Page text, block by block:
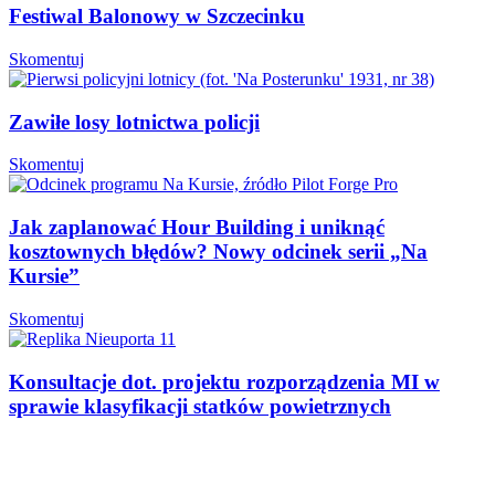
Festiwal Balonowy w Szczecinku
Skomentuj
Zawiłe losy lotnictwa policji
Skomentuj
Jak zaplanować Hour Building i uniknąć
kosztownych błędów? Nowy odcinek serii „Na
Kursie”
Skomentuj
Konsultacje dot. projektu rozporządzenia MI w
sprawie klasyfikacji statków powietrznych